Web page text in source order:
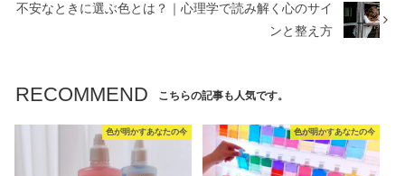
不安なときに選ぶ色とは？｜心理学で読み解く心のサイ
ンと整え方
RECOMMEND こちらの記事も人気です。
色が明かすあなたの今 色が明かすあなたの今